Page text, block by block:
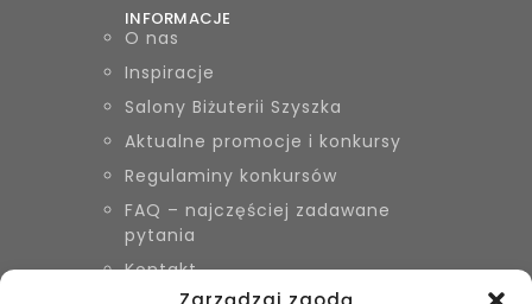
INFORMACJE
O nas
Inspiracje
Salony Biżuterii Szyszka
Aktualne promocje i konkursy
Regulaminy konkursów
FAQ – najczęściej zadawane
pytania
Kontakt